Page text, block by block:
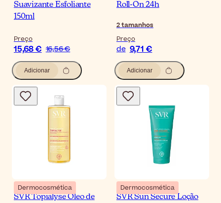
Suavizante Esfoliante
150ml
Preço
15,68 € 16,56 €
Adicionar
Roll-On 24h
2tamanhos
Preço
de 9,71 €
Adicionar
Dermocosmética
SVR Topialyse Óleo de
Dermocosmética
SVR Sun Secure Loção